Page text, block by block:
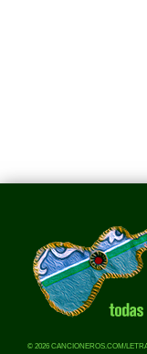
© 2026 CANCIONEROS.COM/